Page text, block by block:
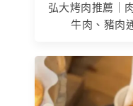
弘大烤肉推薦｜
牛肉、豬肉